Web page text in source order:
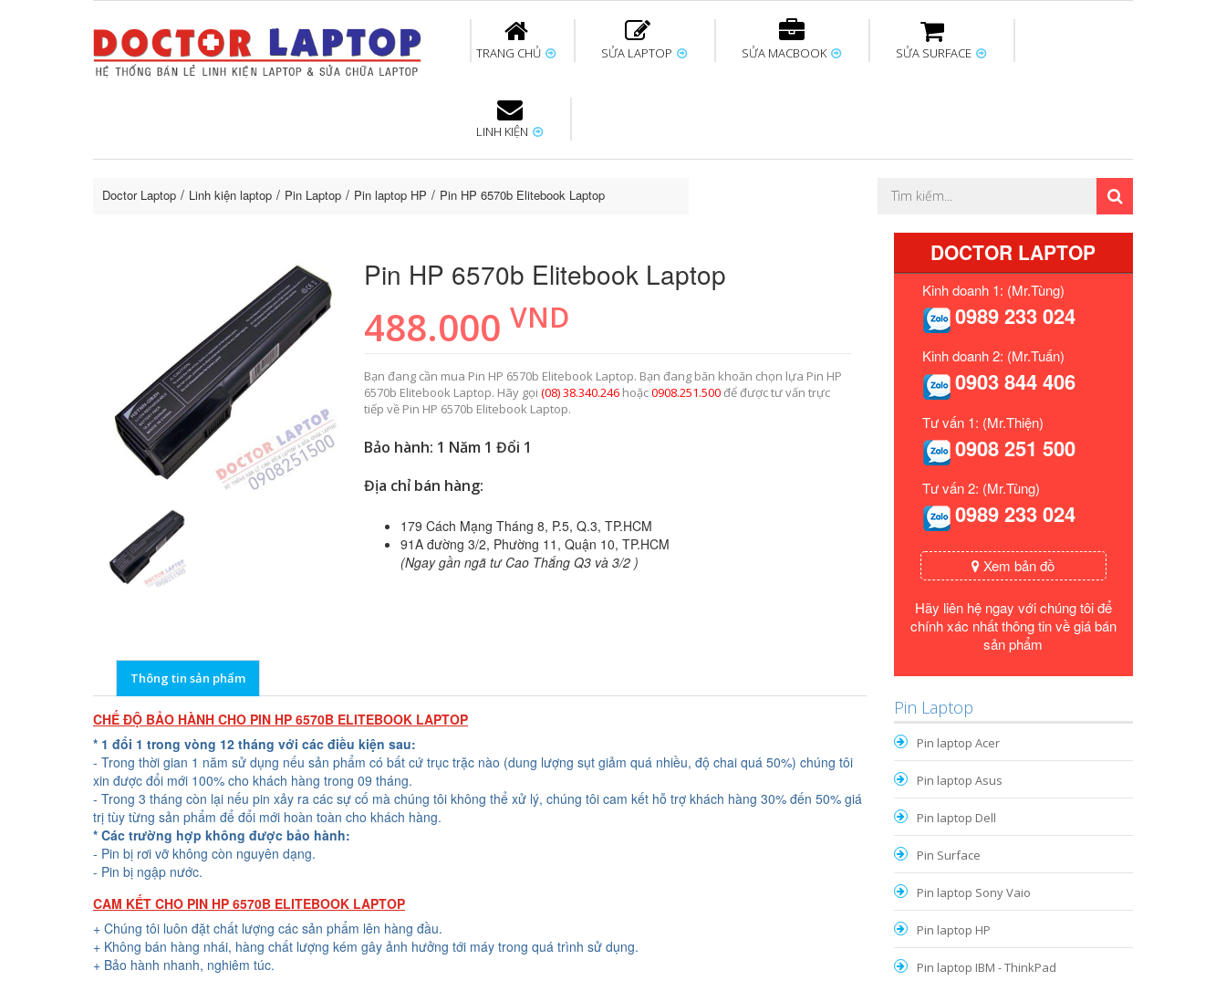
TRANG CHỦ SỬA LAPTOP
Sửa Laptop uy tín Thay bàn phím Thay màn hình Thay Pin Laptop
SỬA MACBOOK
Sửa Macbook uy tín Thay pin Macbook Thay màn hình Thay bàn phím
SỬA SURFACE
Thay pin Surface Sửa Surface không Thay sạc Surface Sửa Mainboard
LINH KIỆN
Doctor Laptop Linh kiện laptop Pin Laptop Pin laptop HP Pin HP 6570b Elitebook Laptop
Pin HP 6570b Elitebook Laptop
488.000 VND
Bạn đang cần mua Pin HP 6570b Elitebook Laptop. Bạn đang băn khoăn chọn lựa Pin HP
6570b Elitebook Laptop. Hãy gọi(08) 38.340.246 hoặc0908.251.500để được tư vấn trực
tiếp về Pin HP 6570b Elitebook Laptop.
Bảo hành: 1 Năm 1 Đổi 1
Địa chỉ bán hàng:
179 Cách Mạng Tháng 8, P.5, Q.3, TP.HCM
91A đường 3/2, Phường 11, Quận 10, TP.HCM
(Ngay gần ngã tư Cao Thắng Q3 và 3/2 )
Thông tin sản phẩm
CHẾ ĐỘ BẢO HÀNH CHO PIN HP 6570B ELITEBOOK LAPTOP
* 1 đổi 1 trong vòng 12 tháng với các điều kiện sau:
- Trong thời gian 1 năm sử dụng nếu sản phẩm có bất cứ trục trặc nào (dung lượng sụt giảm quá nhiều, độ chai quá 50%) chúng tôi
xin được đổi mới 100% cho khách hàng trong 09 tháng.
- Trong 3 tháng còn lại nếu pin xảy ra các sự cố mà chúng tôi không thể xử lý, chúng tôi cam kết hỗ trợ khách hàng 30% đến 50% giá
trị tùy từng sản phẩm để đổi mới hoàn toàn cho khách hàng.
* Các trường hợp không được bảo hành:
- Pin bị rơi vỡ không còn nguyên dạng.
- Pin bị ngập nước.
CAM KẾT CHO PIN HP 6570B ELITEBOOK LAPTOP
+ Chúng tôi luôn đặt chất lượng các sản phẩm lên hàng đầu.
+ Không bán hàng nhái, hàng chất lượng kém gây ảnh hưởng tới máy trong quá trình sử dụng.
+ Bảo hành nhanh, nghiêm túc.
DOCTOR LAPTOP
Kinh doanh 1: (Mr.Tùng)
0989 233 024
Kinh doanh 2: (Mr.Tuấn)
0903 844 406
Tư vấn 1: (Mr.Thiện)
0908 251 500
Tư vấn 2: (Mr.Tùng)
0989 233 024
Xem bản đồ
Hãy liên hệ ngay với chúng tôi để
chính xác nhất thông tin về giá bán
sản phẩm
Pin Laptop
Pin laptop Acer
Pin laptop Asus
Pin laptop Dell
Pin Surface
Pin laptop Sony Vaio
Pin laptop HP
Pin laptop IBM - ThinkPad